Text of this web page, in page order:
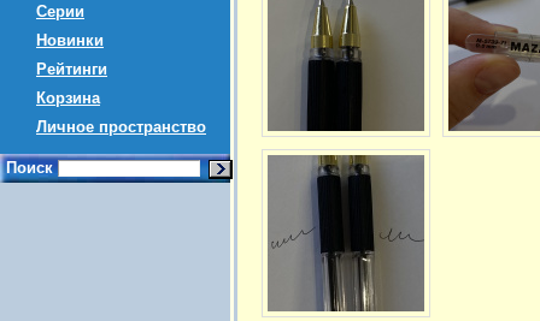
Серии
Новинки
Рейтинги
Корзина
Личное пространство
Поиск